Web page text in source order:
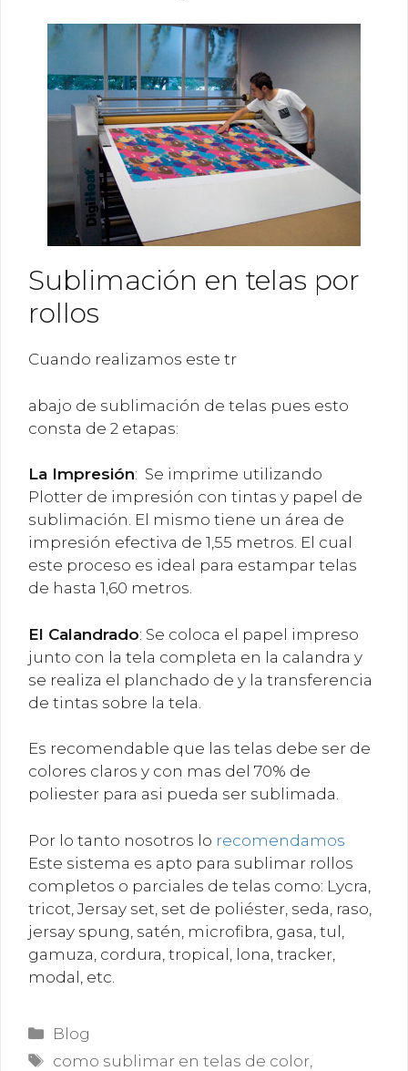
Sublimación en telas por
rollos
Cuando realizamos este tr
abajo de sublimación de telas pues esto
consta de 2 etapas:
La Impresión: Se imprime utilizando
Plotter de impresión con tintas y papel de
sublimación. El mismo tiene un área de
impresión efectiva de 1,55 metros. El cual
este proceso es ideal para estampar telas
de hasta 1,60 metros.
El Calandrado: Se coloca el papel impreso
junto con la tela completa en la calandra y
se realiza el planchado de y la transferencia
de tintas sobre la tela.
Es recomendable que las telas debe ser de
colores claros y con mas del 70% de
poliester para asi pueda ser sublimada.
Por lo tanto nosotros lo recomendamos
Este sistema es apto para sublimar rollos
completos o parciales de telas como: Lycra,
tricot, Jersay set, set de poliéster, seda, raso,
jersay spung, satén, microfibra, gasa, tul,
gamuza, cordura, tropical, lona, tracker,
modal, etc.
Categorías
Blog
Etiquetas
como sublimar en telas de color